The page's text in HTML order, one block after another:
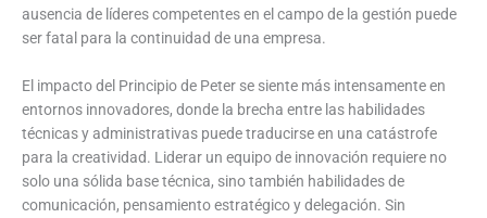
ausencia de líderes competentes en el campo de la gestión puede
ser fatal para la continuidad de una empresa.
El impacto del Principio de Peter se siente más intensamente en
entornos innovadores, donde la brecha entre las habilidades
técnicas y administrativas puede traducirse en una catástrofe
para la creatividad. Liderar un equipo de innovación requiere no
solo una sólida base técnica, sino también habilidades de
comunicación, pensamiento estratégico y delegación. Sin